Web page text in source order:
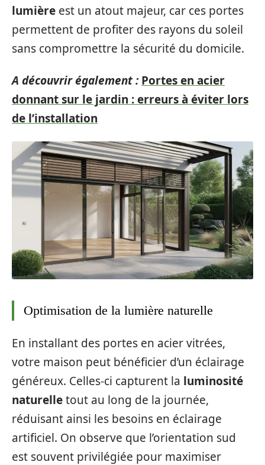
lumière est un atout majeur, car ces portes
permettent de profiter des rayons du soleil
sans compromettre la sécurité du domicile.
A découvrir également : Portes en acier
donnant sur le jardin : erreurs à éviter lors
de l’installation
Optimisation de la lumière naturelle
En installant des portes en acier vitrées,
votre maison peut bénéficier d’un éclairage
généreux. Celles-ci capturent la luminosité
naturelletout au long de la journée,
réduisant ainsi les besoins en éclairage
artificiel. On observe que l’orientation sud
est souvent privilégiée pour maximiser